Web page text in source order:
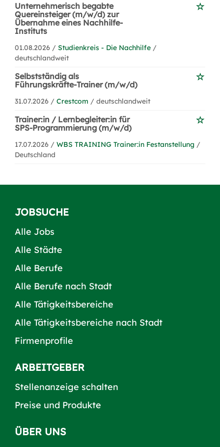
Unternehmerisch begabte
Quereinsteiger (m/w/d) zur
Übernahme eines Nachhilfe-
Instituts
01.08.2026 / Studienkreis - Die Nachhilfe /
deutschlandweit
Selbstständig als
Führungskräfte-Trainer (m/w/d)
31.07.2026 / Crestcom / deutschlandweit
Trainer:in / Lernbegleiter:in für
SPS-Programmierung (m/w/d)
17.07.2026 / WBS TRAINING Trainer:in Festanstellung /
Deutschland
JOBSUCHE
Alle Jobs
Alle Städte
Alle Berufe
Alle Berufe nach Stadt
Alle Tätigkeitsbereiche
Alle Tätigkeitsbereiche nach Stadt
Firmenprofile
ARBEITGEBER
Stellenanzeige schalten
Preise und Produkte
ÜBER UNS